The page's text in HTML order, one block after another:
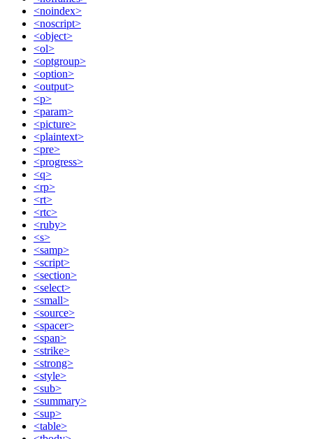
<noindex>
<noscript>
<object>
<ol>
<optgroup>
<option>
<output>
<p>
<param>
<picture>
<plaintext>
<pre>
<progress>
<q>
<rp>
<rt>
<rtc>
<ruby>
<s>
<samp>
<script>
<section>
<select>
<small>
<source>
<spacer>
<span>
<strike>
<strong>
<style>
<sub>
<summary>
<sup>
<table>